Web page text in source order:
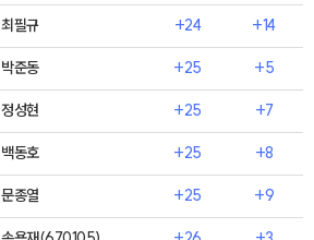
최필규 +24 +14
박준동 +25 +5
정성현 +25 +7
백동호 +25 +8
문종열 +25 +9